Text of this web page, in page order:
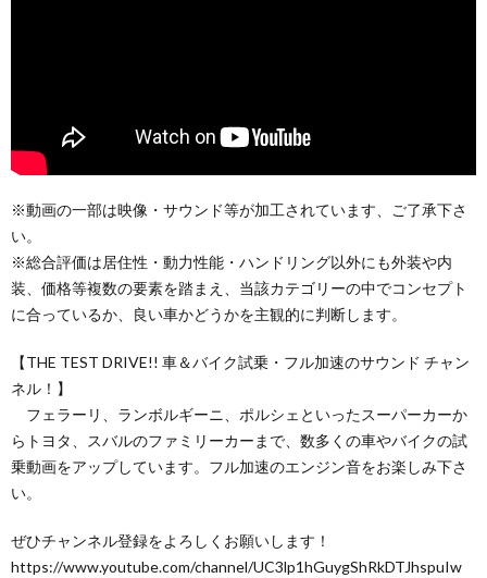
※動画の一部は映像・サウンド等が加工されています、ご了承下さ
い。
※総合評価は居住性・動力性能・ハンドリング以外にも外装や内
装、価格等複数の要素を踏まえ、当該カテゴリーの中でコンセプト
に合っているか、良い車かどうかを主観的に判断します。
【THE TEST DRIVE!! 車＆バイク試乗・フル加速のサウンド チャン
ネル！】
フェラーリ、ランボルギーニ、ポルシェといったスーパーカーか
らトヨタ、スバルのファミリーカーまで、数多くの車やバイクの試
乗動画をアップしています。フル加速のエンジン音をお楽しみ下さ
い。
ぜひチャンネル登録をよろしくお願いします！
https://www.youtube.com/channel/UC3lp1hGuygShRkDTJhspuIw